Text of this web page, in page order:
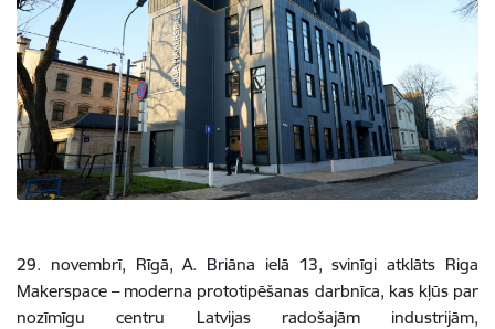
29. novembrī, Rīgā, A. Briāna ielā 13, svinīgi atklāts Riga
Makerspace – moderna prototipēšanas darbnīca, kas kļūs par
nozīmīgu centru Latvijas radošajām industrijām,